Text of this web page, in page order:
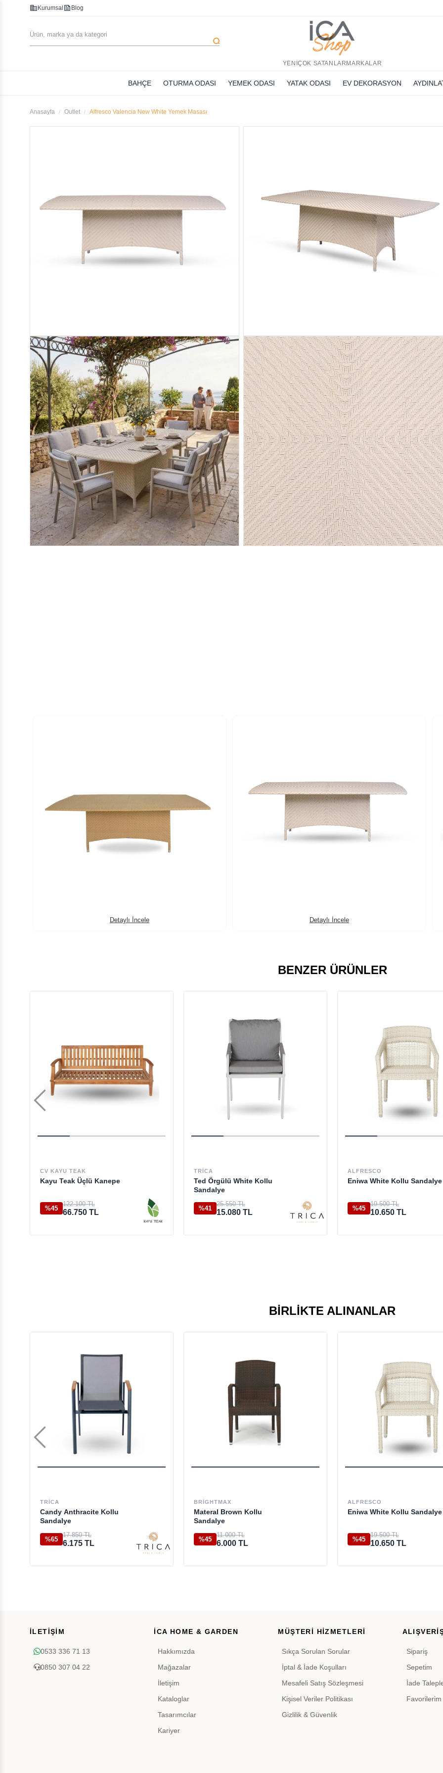
corporate_fare Kurumsal feed Blog
search
YENİÇOK SATANLAR MARKALAR
BAHÇE OTURMA ODASI YEMEK ODASI YATAK ODASI EV DEKORASYON
Anasayfa Outlet Alfresco Valencia New White Yemek Masası
Detaylı İncele Detaylı İncele
BENZER ÜRÜNLER
CV KAYU TEAK
Kayu Teak Üçlü Kanepe
%45
122.100 TL
66.750 TL
TRICA
Ted Örgülü White Kollu
Sandalye
%41
25.550 TL
15.080 TL
ALFRESCO
Eniwa White Kollu Sandalye
%45
19.500 TL
10.650 TL
BIRLIKTE ALINANLAR
TRICA
Candy Anthracite Kollu
Sandalye
%65
17.850 TL
6.175 TL
BRIGHTMAX
Materal Brown Kollu
Sandalye
%45
11.000 TL
6.000 TL
ALFRESCO
Eniwa White Kollu Sandalye
%45
19.500 TL
10.650 TL
İLETİŞİM
0533 336 71 13
0850 307 04 22
İCA HOME & GARDEN
Hakkımızda
Mağazalar
İletişim
Kataloglar
Tasarımcılar
Kariyer
MÜŞTERİ HİZMETLERİ
Sıkça Sorulan Sorular
İptal & İade Koşulları
Mesafeli Satış Sözleşmesi
Kişisel Veriler Politikası
Gizlilik & Güvenlik
Sipariş
Sepetim
İade
Favorilerim